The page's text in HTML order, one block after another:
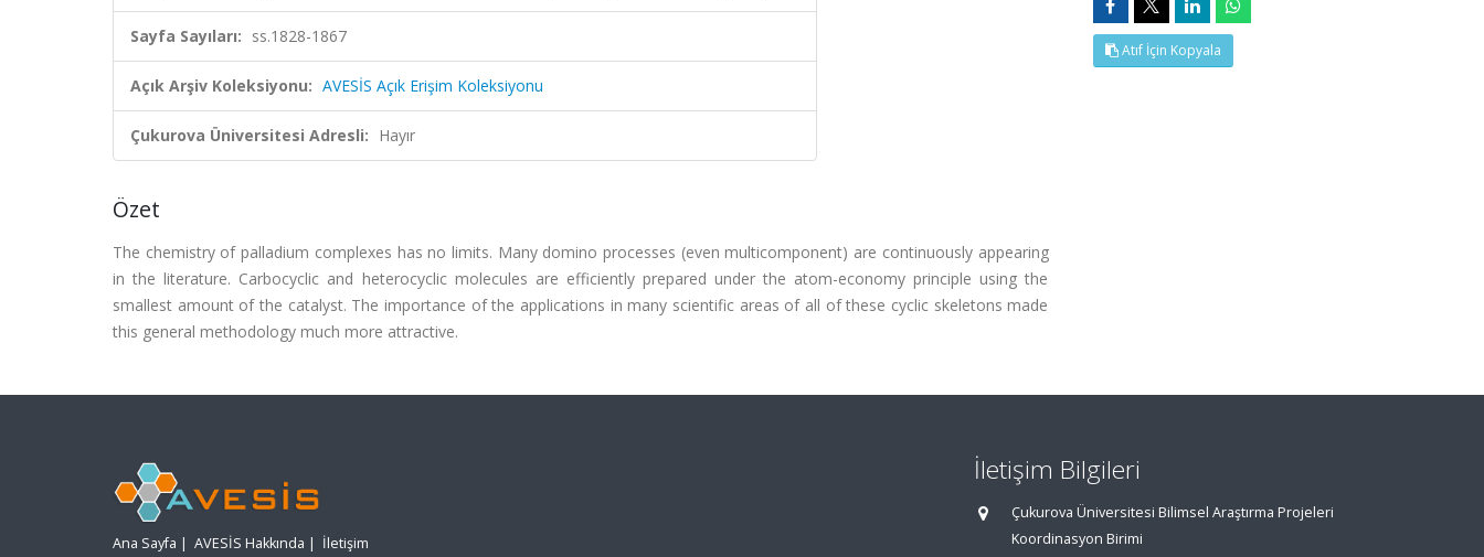
Sayfa Sayıları: ss.1828-1867
Açık Arşiv Koleksiyonu: AVESİS Açık Erişim Koleksiyonu
Çukurova Üniversitesi Adresli: Hayır
Özet
The chemistry of palladium complexes has no limits. Many domino processes (even multicomponent) are continuously appearing
in the literature. Carbocyclic and heterocyclic molecules are efficiently prepared under the atom-economy principle using the
smallest amount of the catalyst. The importance of the applications in many scientific areas of all of these cyclic skeletons made
this general methodology much more attractive.
Atıf İçin Kopyala
Ana Sayfa | AVESİS Hakkında | İletişim
İletişim Bilgileri
Çukurova Üniversitesi Bilimsel Araştırma Projeleri
Koordinasyon Birimi